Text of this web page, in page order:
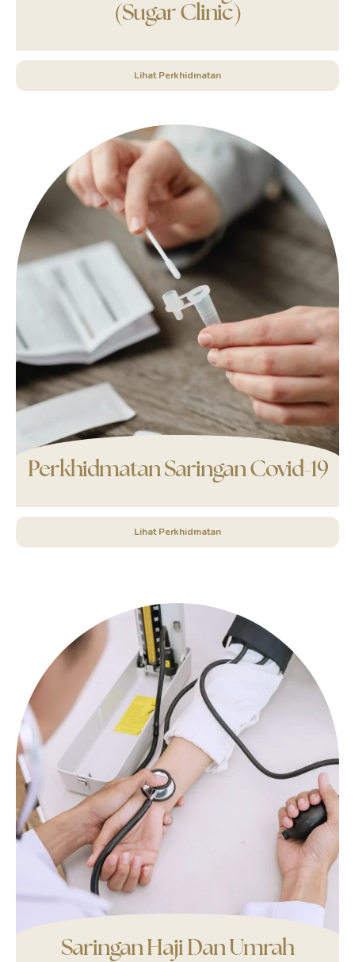
(Sugar Clinic)
Lihat Perkhidmatan
Perkhidmatan Saringan Covid-19
Lihat Perkhidmatan
Saringan Haji Dan Umrah